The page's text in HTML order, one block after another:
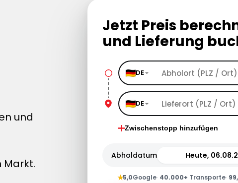
und
Markt.
Jetzt Preis
und Lieferung
DE
DE
Zwischenstopp hinzufügen
Abholdatum Heute,
★5,0Google· 40.000+ Transporte·